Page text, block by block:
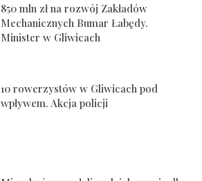
850 mln zł na rozwój Zakładów
Mechanicznych Bumar Łabędy.
Minister w Gliwicach
10 rowerzystów w Gliwicach pod
wpływem. Akcja policji